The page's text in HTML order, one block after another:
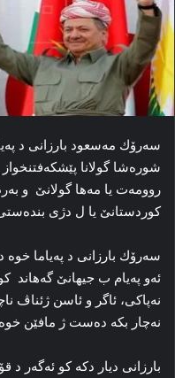
شورەشا گولانا
روومەت یا مەھا گولانێ و
كوردستانێ یا ل دژی
سەرۆك بارزانی د پەیاما
ئەو په‌یام ب جیھانێ گەھاند
نه‌پاکی، ئاگر و ئاسن ژئناڤ
نه‌چار بكە ده‌ست ژ مافێن خوه‌
بارزانی دیار دكە كو ئه‌گه‌ر د